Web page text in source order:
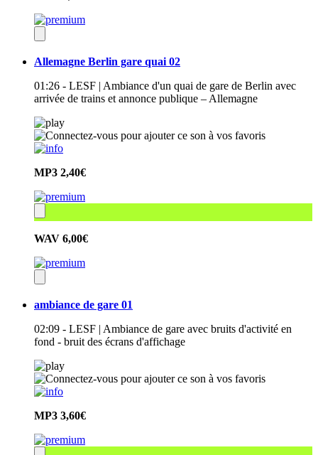
Allemagne Berlin gare quai 02
01:26 - LESF | Ambiance d'un quai de gare de Berlin avec
arrivée de trains et annonce publique – Allemagne
MP3 2,40€
WAV 6,00€
ambiance de gare 01
02:09 - LESF | Ambiance de gare avec bruits d'activité en
fond - bruit des écrans d'affichage
MP3 3,60€